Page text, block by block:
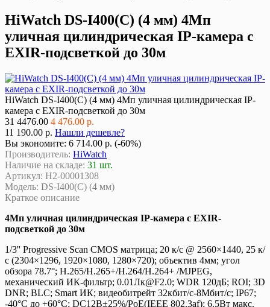
HiWatch DS-I400(C) (4 мм) 4Мп
уличная цилиндрическая IP-камера с
EXIR-подсветкой до 30м
HiWatch DS-I400(C) (4 мм) 4Мп уличная цилиндрическая IP-
камера с EXIR-подсветкой до 30м
31 4476.00 4 476.00 р.
11 190.00 р. Нашли дешевле?
Вы экономите: 6 714.00 р. (-60%)
Производитель: HiWatch
Наличие на складе: 31 шт.
Артикул: Н2-00001308
Модель: DS-I400(C) (4 мм)
Краткое описание
4Мп уличная цилиндрическая IP-камера с EXIR-
подсветкой до 30м
1/3'' Progressive Scan CMOS матрица; 20 к/с @ 2560×1440, 25 к/
с (2304×1296, 1920×1080, 1280×720); объектив 4мм; угол
обзора 78.7°; H.265/H.265+/H.264/H.264+ /MJPEG,
механический ИК-фильтр; 0.01Лк@F2.0; WDR 120дБ; ROI; 3D
DNR; BLC; Smart ИК; видеобитрейт 32кбит/с-8Мбит/с; IP67;
-40°C до +60°C; DC12В±25%/PoE(IEEE 802.3af); 6.5Вт макс.